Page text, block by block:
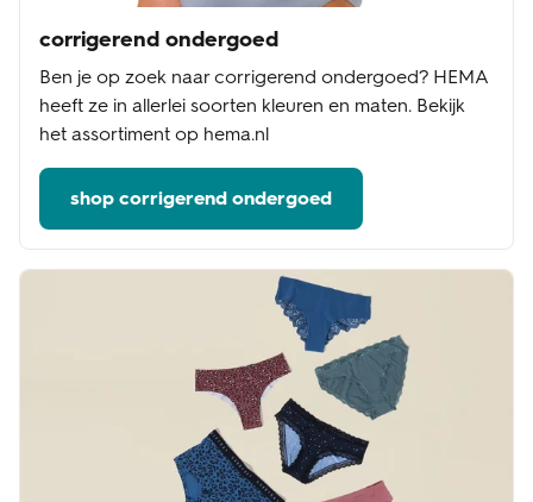
corrigerend ondergoed
Ben je op zoek naar corrigerend ondergoed? HEMA
heeft ze in allerlei soorten kleuren en maten. Bekijk
het assortiment op hema.nl
shop corrigerend ondergoed